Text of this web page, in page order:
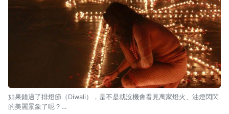
如果錯過了排燈節（Diwali），是不是就沒機會看見萬家燈火、油燈閃閃
的美麗景象了呢？…